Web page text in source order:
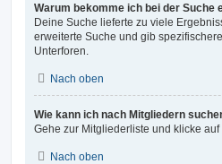
Warum bekomme ich bei der Suche
Deine Suche lieferte zu viele
erweiterte Suche und gib
Unterforen.
Nach oben
Wie kann ich nach Mitgliedern
Gehe zur Mitgliederliste und klicke auf
Nach oben